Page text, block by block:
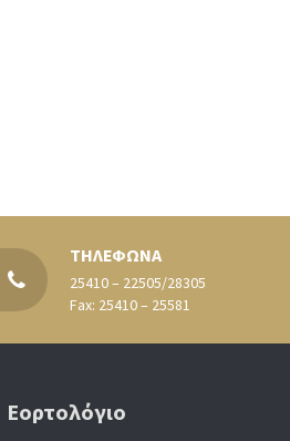
ΤΗΛΕΦΩΝΑ
25410 – 22505/28305
Fax: 25410 – 25581
Εορτολόγιο